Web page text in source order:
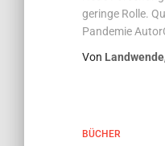
geringe Rolle.
Pandemie
Von Landwende
BÜCHER